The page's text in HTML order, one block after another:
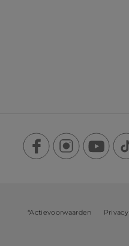
*Actievoorwaarden